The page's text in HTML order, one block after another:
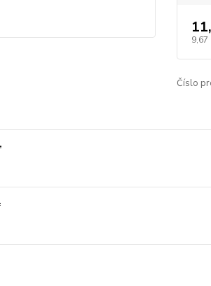
9,67
Číslo